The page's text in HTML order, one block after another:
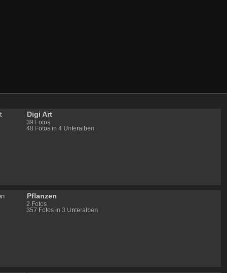
Digi Art
39 Fotos
48 Fotos in 4 Unteralben
Pflanzen
2 Fotos
357 Fotos in 3 Unteralben